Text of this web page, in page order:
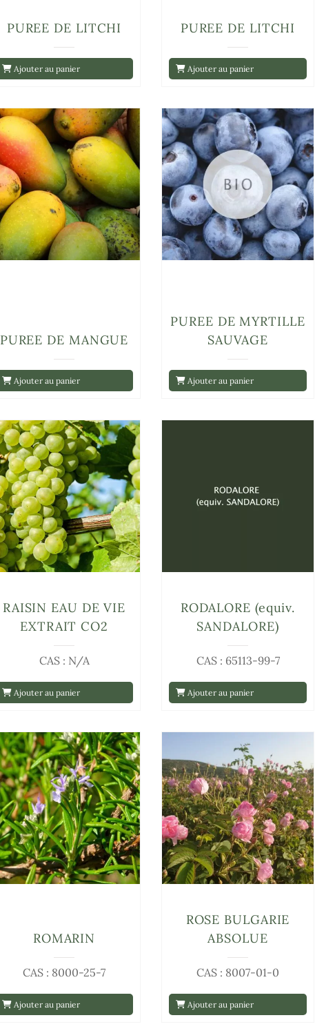
Ajouter au panier
PUREE DE LITCHI
Ajouter au panier
PUREE DE LITCHI
Ajouter au panier
PUREE DE MANGUE
Ajouter au panier
PUREE DE MYRTILLE
SAUVAGE
Ajouter au panier
CAS : N/A
RAISIN EAU DE VIE
EXTRAIT CO2
Ajouter au panier
CAS : 65113-99-7
RODALORE (equiv.
SANDALORE)
Ajouter au panier
CAS : 8000-25-7
ROMARIN
Ajouter au panier
CAS : 8007-01-0
ROSE BULGARIE
ABSOLUE